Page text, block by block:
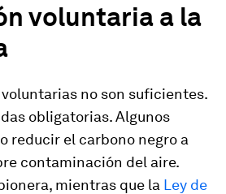
voluntaria a la
no son suficientes.
obligatorias. Algunos
reducir el carbono negro a
contaminación del aire.
mientras que la Ley de